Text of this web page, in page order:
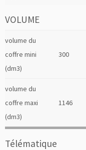
VOLUME
volume du
coffre mini
(dm3)
300
volume du
coffre maxi
(dm3)
1146
Télématique